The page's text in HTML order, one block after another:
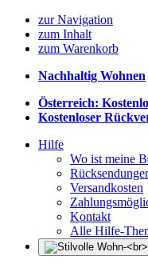
zur Navigation
zum Inhalt
zum Warenkorb
Nachhaltig Wohnen
Österreich:
Kostenloser
Hilfe
Wo ist meine
Versandkosten
Kontakt
Alle Hilfe-